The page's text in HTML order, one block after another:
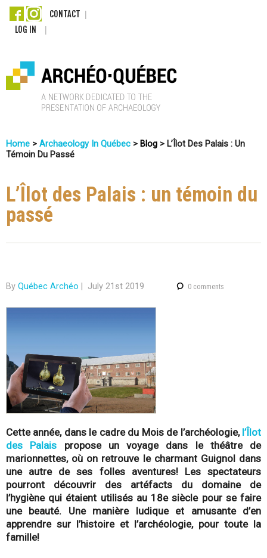
Skip
content
CONTACT
LOG IN
r
c
h
é
-
Q
u
é
b
e
c
You
Here
Home > Archaeology In Québec > Blog > L’Îlot Des Palais : Un
Témoin Du Passé
L’Îlot des Palais : un témoin du
passé
By Québec Archéo July 21st 2019 0 comments
Cette année, dans le cadre du Mois de l’archéologie, l’Îlot
des Palais propose un voyage dans le théâtre de
marionnettes, où on retrouve le charmant Guignol dans
une autre de ses folles aventures! Les spectateurs
pourront découvrir des artéfacts du domaine de
l’hygiène qui étaient utilisés au 18e siècle pour se faire
une beauté. Une manière ludique et amusante d’en
apprendre sur l’histoire et l’archéologie, pour toute la
famille!